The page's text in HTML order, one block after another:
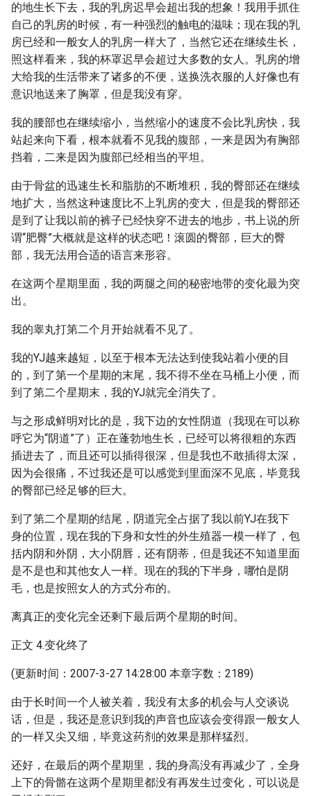
的地生长下去，我的乳房迟早会超出我的想象！我用手抓住
自己的乳房的时候，有一种强烈的触电的滋味；现在我的乳
房已经和一般女人的乳房一样大了，当然它还在继续生长，
照这样看来，我的杯罩迟早会超过大多数的女人。乳房的增
大给我的生活带来了诸多的不便，送换洗衣服的人好像也有
意识地送来了胸罩，但是我没有穿。
我的腰部也在继续缩小，当然缩小的速度不会比乳房快，我
站起来向下看，根本就看不见我的腹部，一来是因为有胸部
挡着，二来是因为腹部已经相当的平坦。
由于骨盆的迅速生长和脂肪的不断堆积，我的臀部还在继续
地扩大，当然这种速度比不上乳房的变大，但是我的臀部还
是到了让我以前的裤子已经快穿不进去的地步，书上说的所
谓“肥臀”大概就是这样的状态吧！滚圆的臀部，巨大的臀
部，我无法用合适的语言来形容。
在这两个星期里面，我的两腿之间的秘密地带的变化最为突
出。
我的睾丸打第二个月开始就看不见了。
我的YJ越来越短，以至于根本无法达到使我站着小便的目
的，到了第一个星期的末尾，我不得不坐在马桶上小便，而
到了第二个星期末，我的YJ就完全消失了。
与之形成鲜明对比的是，我下边的女性阴道（我现在可以称
呼它为“阴道”了）正在蓬勃地生长，已经可以将很粗的东西
插进去了，而且还可以插得很深，但是我也不敢插得太深，
因为会很痛，不过我还是可以感觉到里面深不见底，毕竟我
的臀部已经足够的巨大。
到了第二个星期的结尾，阴道完全占据了我以前YJ在我下
身的位置，现在我的下身和女性的外生殖器一模一样了，包
括内阴和外阴，大小阴唇，还有阴蒂，但是我还不知道里面
是不是也和其他女人一样。现在的我的下半身，哪怕是阴
毛，也是按照女人的方式分布的。
离真正的变化完全还剩下最后两个星期的时间。
正文 4.变化终了
(更新时间：2007-3-27 14:28:00 本章字数：2189)
由于长时间一个人被关着，我没有太多的机会与人交谈说
话，但是，我还是意识到我的声音也应该会变得跟一般女人
的一样又尖又细，毕竟这药剂的效果是那样猛烈。
还好，在最后的两个星期里，我的身高没有再减少了，全身
上下的骨骼在这两个星期里都没有再发生过变化，可以说是